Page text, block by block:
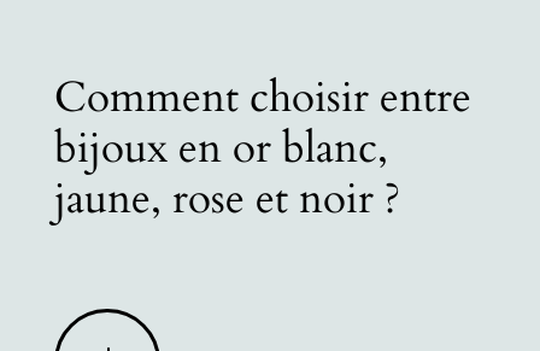
Comment choisir entre
bijoux en or blanc,
jaune, rose et noir ?